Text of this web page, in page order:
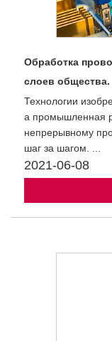
Обработка
слоев общества.
Технологии
а промышленная
непрерывному
шаг за шагом. ...
2021-06-08